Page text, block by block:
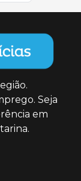
Seja
em